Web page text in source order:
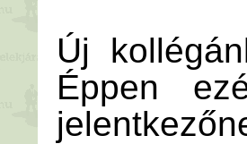
Új
Éppen